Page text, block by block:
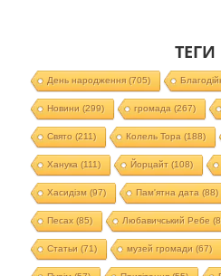
ТЕГИ
День народження(705)
Новини (299) громада (267)
Свято (211) Колель Тора (188)
Ханука (111) Йорцайт (108)
Хасидізм (97) Пам'ятна дата (88)
Песах(85) Любавичський Ребе
Статьи (71) музей громади (67)